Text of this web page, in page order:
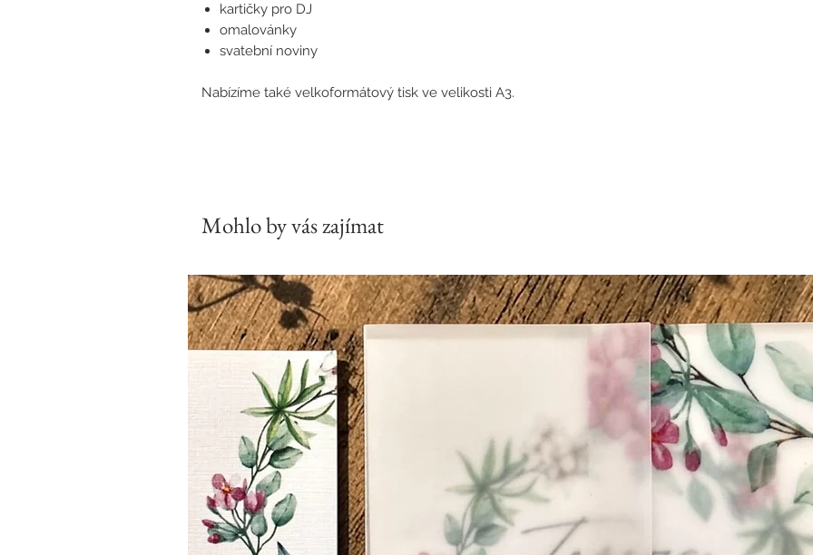
kartičky pro DJ
omalovánky
svatební noviny
Nabízíme také velkoformátový tisk ve velikosti A3.
Mohlo by vás zajímat